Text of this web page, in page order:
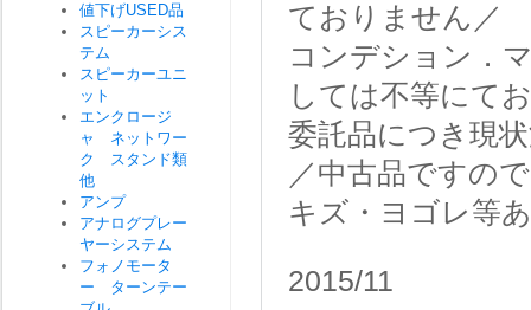
ておりません／
コンデション．
しては不等にて
委託品につき現
／中古品ですの
キズ・ヨゴレ等
2015/11
値下げUSED品
スピーカーシス
テム
スピーカーユニ
ット
エンクロージ
ャ ネットワー
ク スタンド類
他
アンプ
アナログプレー
ヤーシステム
フォノモータ
ー ターンテー